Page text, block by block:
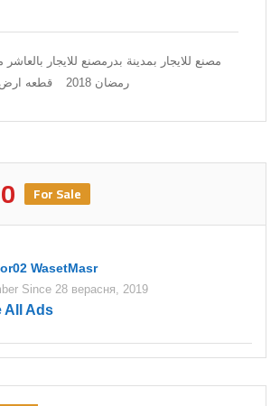
مصنع للايجار بمدينة بدر مصنع للايجار بالعاشر
رمضان 2018
قطعه ارض
For Sale
WasetMasr
Since 28 верасня, 2019
All Ads